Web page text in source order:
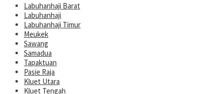
Labuhanhaji Barat
Labuhanhaji
Labuhanhaji Timur
Meukek
Sawang
Samadua
Tapaktuan
Pasie Raja
Kluet Utara
Kluet Tengah